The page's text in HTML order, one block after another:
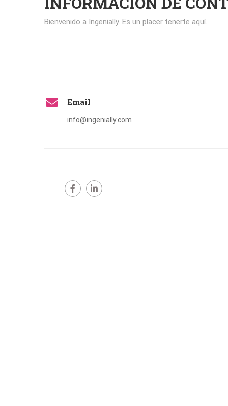
Bienvenido a Ingenially. Es un placer tenerte aquí.
Email
info@ingenially.com